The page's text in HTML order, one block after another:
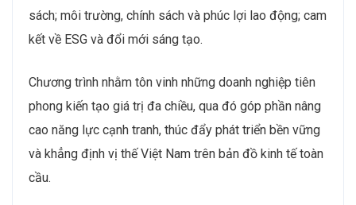
sách; môi trường, chính sách và phúc lợi lao động; cam
kết về ESG và đổi mới sáng tạo.
Chương trình nhằm tôn vinh những doanh nghiệp tiên
phong kiến tạo giá trị đa chiều, qua đó góp phần nâng
cao năng lực cạnh tranh, thúc đẩy phát triển bền vững
và khẳng định vị thế Việt Nam trên bản đồ kinh tế toàn
cầu.